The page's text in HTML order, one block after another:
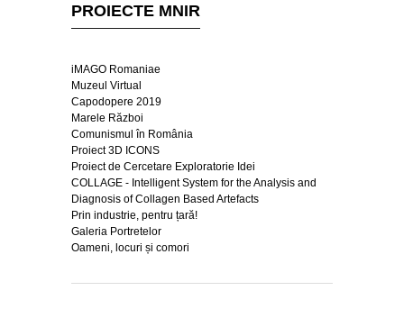
PROIECTE MNIR
iMAGO Romaniae
Muzeul Virtual
Capodopere 2019
Marele Război
Comunismul în România
Proiect 3D ICONS
Proiect de Cercetare Exploratorie Idei
COLLAGE - Intelligent System for the Analysis and
Diagnosis of Collagen Based Artefacts
Prin industrie, pentru țară!
Galeria Portretelor
Oameni, locuri și comori